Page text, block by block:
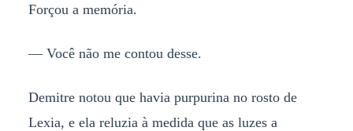
Forçou a memória.
— Você não me contou desse.
Demitre notou que havia purpurina no rosto de
Lexia, e ela reluzia à medida que as luzes a